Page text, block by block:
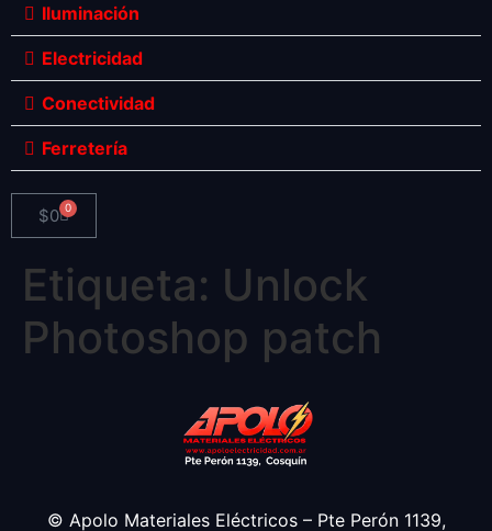
Iluminación
Electricidad
Conectividad
Ferretería
$0 0
Etiqueta: Unlock
Photoshop patch
© Apolo Materiales Eléctricos – Pte Perón 1139,